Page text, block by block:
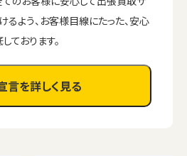
よう、お客様目線にたった、安心
ております。
言を詳しく見る